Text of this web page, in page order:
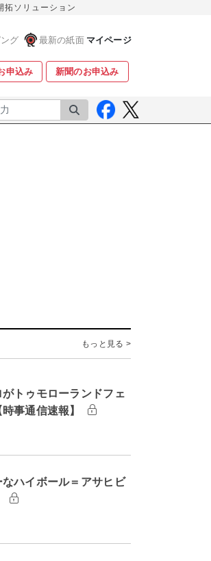
拓ソリューション
グ 最新の紙面 マイページ
申込み 新聞のお申込み
検索
もっと見る >
トゥモローランドフェ
事通信速報】
なハイボール＝アサヒビ